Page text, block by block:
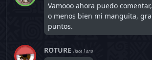
Vamooo ahora puedo
o menos bien mi manguita,
puntos.
ROTURE Hace 1 año